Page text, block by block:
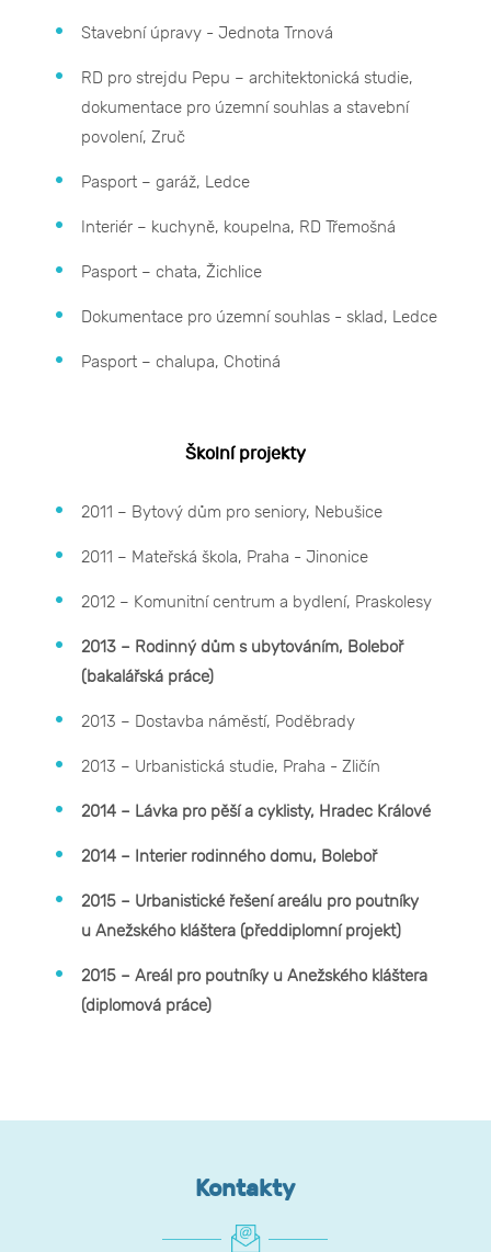
Stavební úpravy - Jednota Trnová
RD pro strejdu Pepu – architektonická studie,
dokumentace pro územní souhlas a stavební
povolení, Zruč
Pasport – garáž, Ledce
Interiér – kuchyně, koupelna, RD Třemošná
Pasport – chata, Žichlice
Dokumentace pro územní souhlas - sklad, Ledce
Pasport – chalupa, Chotiná
Školní projekty
2011 – Bytový dům pro seniory, Nebušice
2011 – Mateřská škola, Praha - Jinonice
2012 – Komunitní centrum a bydlení, Praskolesy
2013 – Rodinný dům s ubytováním, Boleboř
(bakalářská práce)
2013 – Dostavba náměstí, Poděbrady
2013 – Urbanistická studie, Praha - Zličín
2014 – Lávka pro pěší a cyklisty, Hradec Králové
2014 – Interier rodinného domu, Boleboř
2015 – Urbanistické řešení areálu pro poutníky
u Anežského kláštera (předdiplomní projekt)
2015 – Areál pro poutníky u Anežského kláštera
(diplomová práce)
Kontakty